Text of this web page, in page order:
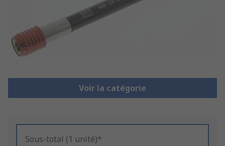
Voir la catégorie
Sous-total (1 unité)*